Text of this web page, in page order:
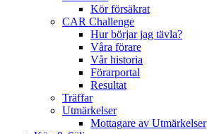
Kör försäkrat
CAR Challenge
Hur börjar jag tävla?
Våra förare
Vår historia
Förarportal
Resultat
Träffar
Utmärkelser
Mottagare av Utmärkelser